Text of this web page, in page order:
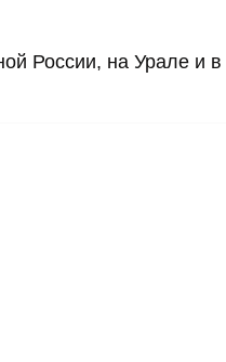
России, на Урале и в